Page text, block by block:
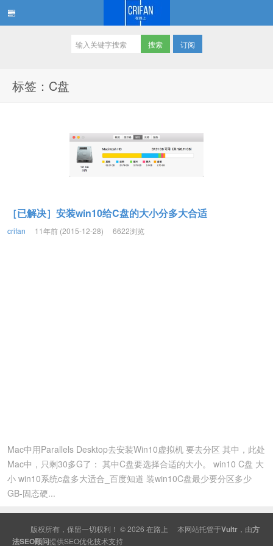
订阅
标签：C盘
［已解决］安装win10给C盘的大小分多大合适
crifan 11年前 (2015-12-28) 6622浏览
Mac中用Parallels Desktop去安装Win10虚拟机 要去分区 其中，此处
Mac中，只剩30多G了： 其中C盘要选择合适的大小。 win10 C盘 大
小 win10系统c盘多大适合_百度知道 装win10C盘最少要分区多少
GB-固态硬...
版权所有，保留一切权利！ © 2026 在路上 本网站托管于Vultr ，由方
法SEO顾问提供SEO优化技术支持